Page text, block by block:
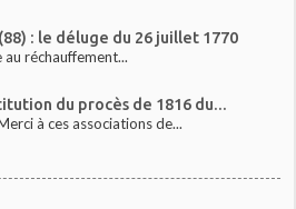
: le déluge du 26 juillet 1770
réchauffement...
du procès de 1816 du...
à ces associations de...